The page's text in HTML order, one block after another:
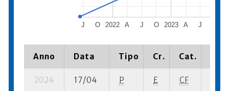
2022 2023
J O A J O A J
Anno Data Tipo Cr. Cat.
2024 17/04 P E CF